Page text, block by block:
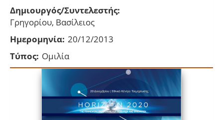
Δημιουργός/Συντελεστής:
Γρηγορίου, Βασίλειος
Ημερομηνία: 20/12/2013
Τύπος: Ομιλία